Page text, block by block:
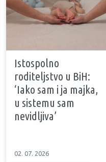
Istospolno
roditeljstvo u BiH:
‘Iako sam i ja majka,
u sistemu sam
nevidljiva’
02. 07. 2026